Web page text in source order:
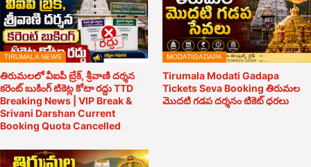
TIRUMALA NEWS
తిరుమలలో వీఐపీ బ్రేక్, శ్రీవాణి దర్శన
కరెంట్ బుకింగ్ టికెట్ల కోటా రద్దు TTD
Breaking News | VIP Break &
Srivani Darshan Current
Booking Quota Cancelled
MODATIGADAPA
Tirumala Modati Gadapa
Tickets Seva Booking తిరుమల
మొదటి గడప దర్శనం టికెట్ ధరలు